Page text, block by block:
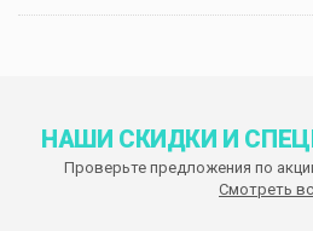
НАШИ СКИДКИ И
Проверьте предложения по
Смотреть